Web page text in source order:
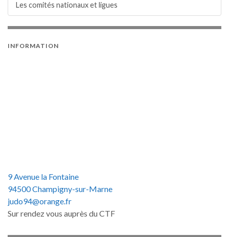
Les comités nationaux et ligues
INFORMATION
9 Avenue la Fontaine
94500 Champigny-sur-Marne
judo94@orange.fr
Sur rendez vous auprès du CTF